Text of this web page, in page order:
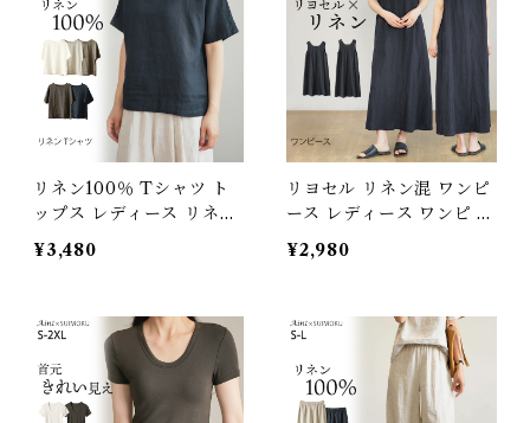
リネン100％ Tシャツ ト
ップス レディース リネン
麻 麻100％ 涼しい 夏 定
番 ベーシック シンプル 天
ジュアル ナチュラル ゆっ
たり M L XL 体型カバー
軽い 着回し J-24241 スイ
モク【水沐良品】
¥3,480
リヨセル リネン混 ワンピ
ース レディース ワンピ ロ
ング ゆったり 麻 リネン
ロングワンピース ロング
スリーブ 体型カバー きれ
いめ 春 夏 涼しい 通気性
天然素材 J-25593 スイモ
ク【水沐良品】
¥2,980